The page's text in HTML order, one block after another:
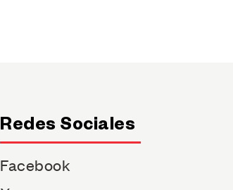
Redes Sociales
Facebook